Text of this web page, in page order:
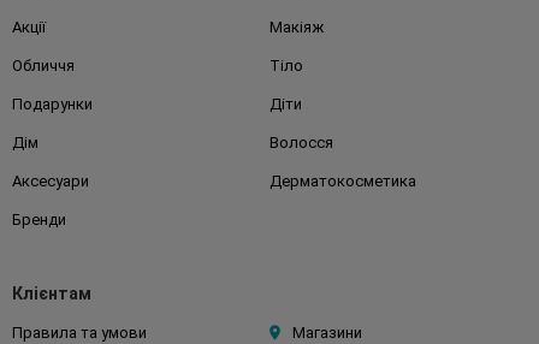
Акції Макіяж
Обличчя Тіло
Подарунки Діти
Дім Волосся
Аксесуари Дерматокосметика
Бренди
Клієнтам
Правила та умови Магазини